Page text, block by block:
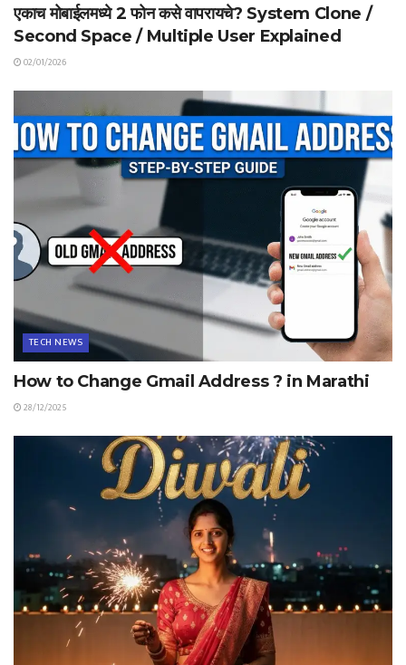
एकाच मोबाईलमध्ये 2 फोन कसे वापरायचे? System Clone /
Second Space / Multiple User Explained
02/01/2026
TECH NEWS
How to Change Gmail Address ? in Marathi
28/12/2025